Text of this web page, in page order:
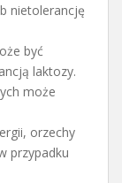
nietolerancję
być
laktozy.
może
orzechy
przypadku